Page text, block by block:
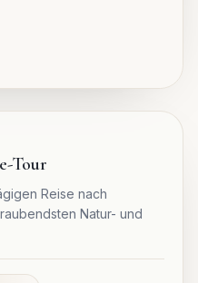
Tour
Reise nach
Natur- und